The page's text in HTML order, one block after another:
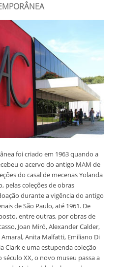
foi criado em 1963 quando a
o acervo do antigo MAM de
do casal de mecenas Yolanda
pelas coleções de obras
durante a vigência do antigo
de São Paulo, até 1961. De
entre outras, por obras de
Joan Miró, Alexander Calder,
Anita Malfatti, Emiliano Di
Clark e uma estupenda coleção
XX, o novo museu passa a